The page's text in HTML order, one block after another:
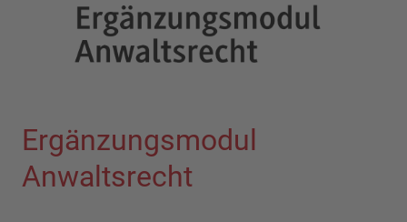
Ergänzungsmodul
Anwaltsrecht